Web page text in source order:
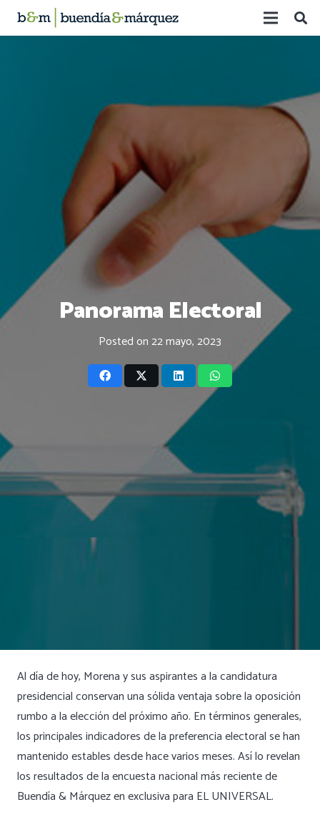
Panorama Electoral
Posted on22 mayo, 2023
Al día de hoy, Morena y sus aspirantes a la candidatura
presidencial conservan una sólida ventaja sobre la oposición
rumbo a la elección del próximo año. En términos generales,
los principales indicadores de la preferencia electoral se han
mantenido estables desde hace varios meses. Así lo revelan
los resultados de la encuesta nacional más reciente de
Buendía & Márquez en exclusiva para EL UNIVERSAL.